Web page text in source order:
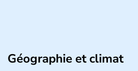
Géographie et climat